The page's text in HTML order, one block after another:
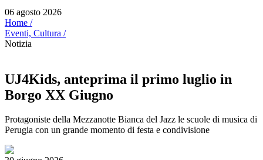
06 agosto 2026
Home /
Eventi, Cultura /
Notizia
UJ4Kids, anteprima il primo luglio in
Borgo XX Giugno
Protagoniste della Mezzanotte Bianca del Jazz le scuole di musica di
Perugia con un grande momento di festa e condivisione